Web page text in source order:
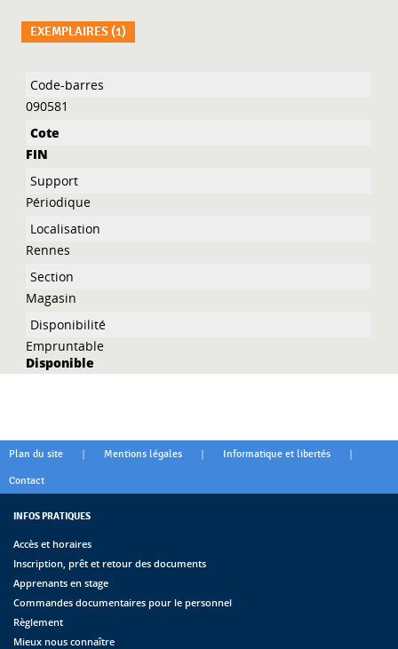
EXEMPLAIRES (1)
Liste des exemplaires
090581
FIN
Périodique
Rennes
Magasin
Empruntable
Disponible
Plan du site | Mentions légales | Informatique et libertés |
Contact
INFOS PRATIQUES
Accès et horaires
Inscription, prêt et retour des documents
Apprenants en stage
Commandes documentaires pour le personnel
Règlement
Mieux nous connaître